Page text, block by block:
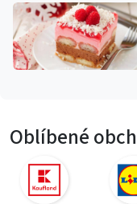
Oblíbené